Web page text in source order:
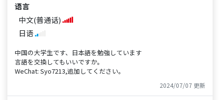
语言
中文(普通话)
日语
中国の大学生です、日本語を勉強しています
言語を交換してもいいですか。
WeChat: Syo7213,追加してください。
2024/07/07 更新